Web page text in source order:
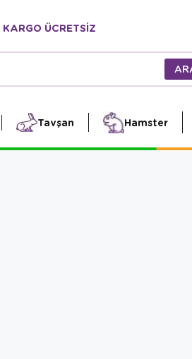
KARGO ÜCRETSİZ
Tavşan Hamster